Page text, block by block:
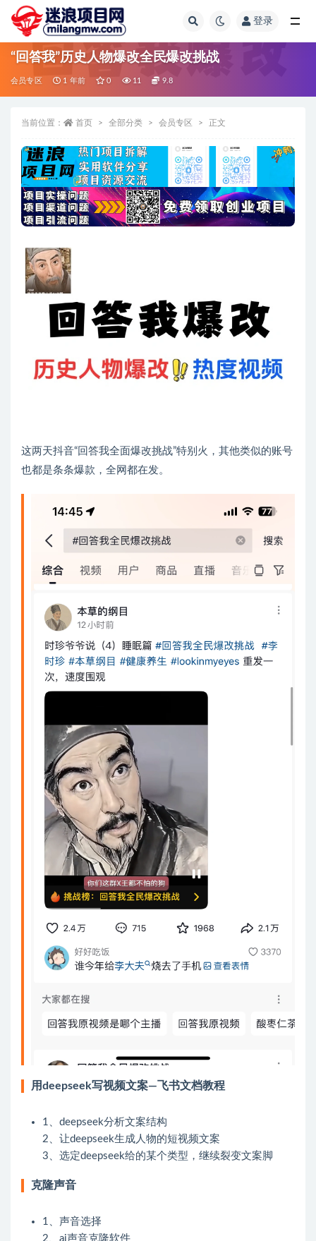
登录
“回答我”历史人物爆改全民爆改挑战
会员专区 1 年前 0 11 9.8
当前位置： 首页 全部分类 会员专区 正文
这两天抖音“回答我全面爆改挑战”特别火，其他类似的账号
也都是条条爆款，全网都在发。
用deepseek写视频文案—飞书文档教程
1、deepseek分析文案结构
2、让deepseek生成人物的短视频文案
3、选定deepseek给的某个类型，继续裂变文案脚
克隆声音
1、声音选择
2、ai声音克隆软件
全部